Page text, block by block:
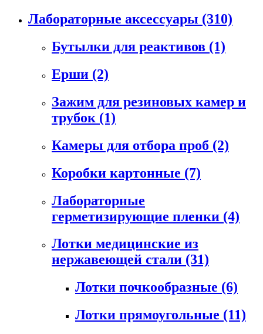
Лабораторные аксессуары (310)
Бутылки для реактивов (1)
Ерши (2)
Зажим для резиновых камер и
трубок (1)
Камеры для отбора проб (2)
Коробки картонные (7)
Лабораторные
герметизирующие пленки (4)
Лотки медицинские из
нержавеющей стали (31)
Лотки почкообразные (6)
Лотки прямоугольные (11)